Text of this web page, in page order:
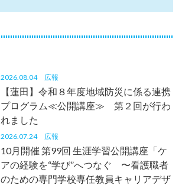
2026.08.04 広報
【蓮田】令和８年度地域防災に係る連携
プログラム≪公開講座≫ 第２回が行わ
れました
2026.07.24 広報
10月開催 第99回 生涯学習公開講座「ケ
アの経験を“学び”へつなぐ 〜看護職者
のための専門学校専任教員キャリアデザ